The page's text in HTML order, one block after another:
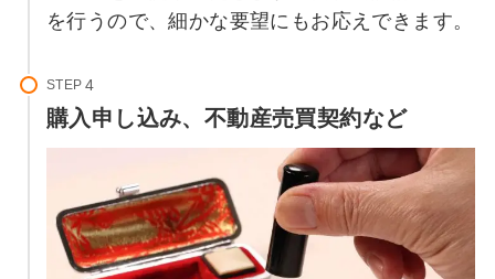
を行うので、細かな要望にもお応えできます。
STEP
購入申し込み、不動産売買契約など